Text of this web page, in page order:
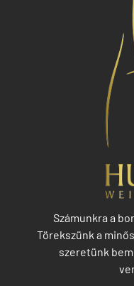
Számunkra a
Törekszünk a
szeretünk